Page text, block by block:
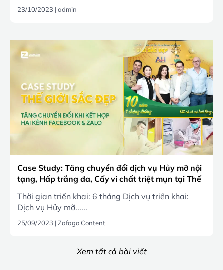
23/10/2023 |admin
Case Study: Tăng chuyển đổi dịch vụ Hủy mỡ nội
tạng, Hấp trắng da, Cấy vi chất triệt mụn tại Thế
Facebook
Thời gian triển khai: 6 tháng Dịch vụ triển khai:
Dịch vụ Hủy mỡ......
25/09/2023 |Zafago Content
Xem tất cả bài viết